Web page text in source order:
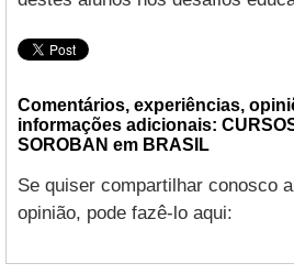
Comentários, experiências,
informações adicionais:
SOROBAN em BRASIL
Se quiser compartilhar conosco
opinião, pode fazê-lo aqui: